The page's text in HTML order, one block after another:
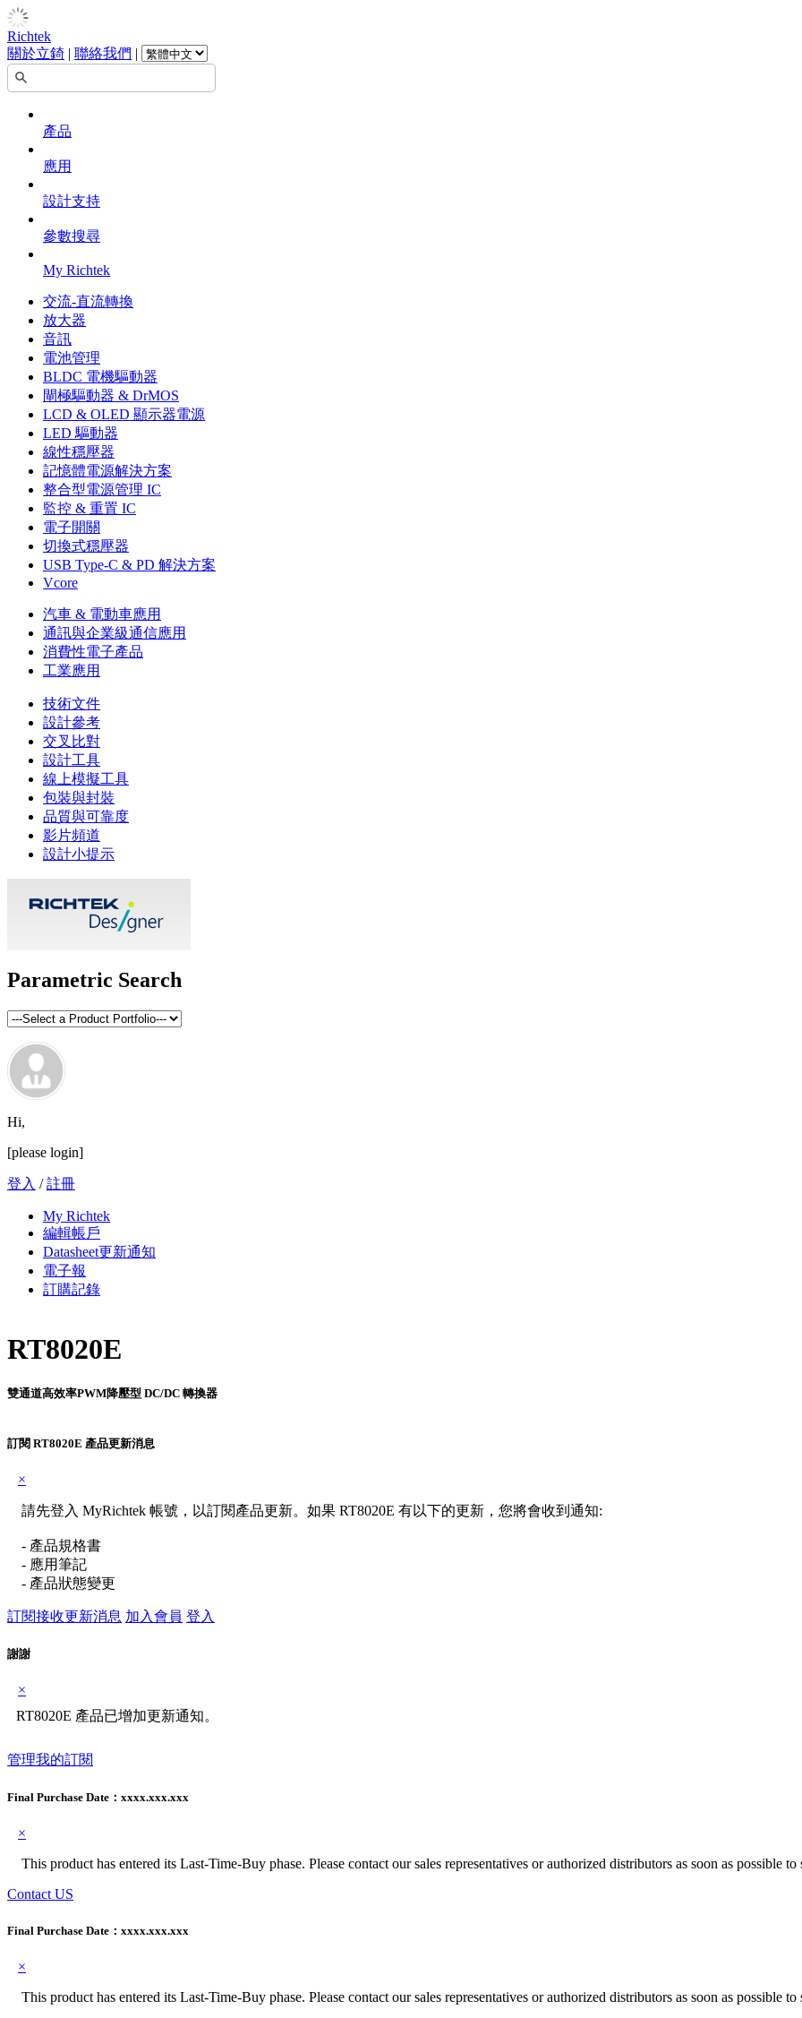
Richtek
關於立錡 | 聯絡我們 |
產品
應用
設計支持
參數搜尋
My Richtek
交流-直流轉換
放大器
音訊
電池管理
BLDC 電機驅動器
閘極驅動器 & DrMOS
LCD & OLED 顯示器電源
LED 驅動器
線性穩壓器
記憶體電源解決方案
整合型電源管理 IC
監控 & 重置 IC
電子開關
切換式穩壓器
USB Type-C & PD 解決方案
Vcore
汽車 & 電動車應用
通訊與企業級通信應用
消費性電子產品
工業應用
技術文件
設計參考
交叉比對
設計工具
線上模擬工具
包裝與封裝
品質與可靠度
影片頻道
設計小提示
Parametric Search
Hi,
[please login]
登入 /註冊
My Richtek
編輯帳戶
Datasheet更新通知
電子報
訂購記錄
RT8020E
雙通道高效率PWM降壓型 DC/DC 轉換器
訂閱 RT8020E 產品更新消息
×
請先登入 MyRichtek 帳號，以訂閱產品更新。如果 RT8020E 有以下的更新，您將會收到通知:
- 產品規格書
- 應用筆記
- 產品狀態變更
訂閱接收更新消息 加入會員 登入
謝謝
×
RT8020E 產品已增加更新通知。
管理我的訂閱
Final Purchase Date： xxxx.xxx.xxx
×
This product has entered its Last-Time-Buy phase. Please contact our sales representatives or authorized distributors as soon as possible to
Contact US
Final Purchase Date： xxxx.xxx.xxx
×
This product has entered its Last-Time-Buy phase. Please contact our sales representatives or authorized distributors as soon as possible to